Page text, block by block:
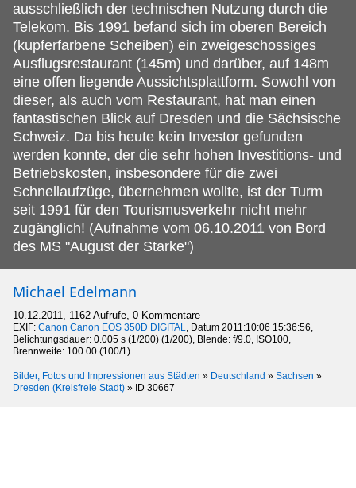
ausschließlich der technischen Nutzung durch die
Telekom. Bis 1991 befand sich im oberen Bereich
(kupferfarbene Scheiben) ein zweigeschossiges
Ausflugsrestaurant (145m) und darüber, auf 148m
eine offen liegende Aussichtsplattform. Sowohl von
dieser, als auch vom Restaurant, hat man einen
fantastischen Blick auf Dresden und die Sächsische
Schweiz. Da bis heute kein Investor gefunden
werden konnte, der die sehr hohen Investitions- und
Betriebskosten, insbesondere für die zwei
Schnellaufzüge, übernehmen wollte, ist der Turm
seit 1991 für den Tourismusverkehr nicht mehr
zugänglich! (Aufnahme vom 06.10.2011 von Bord
des MS "August der Starke")
Michael Edelmann
10.12.2011, 1162 Aufrufe, 0 Kommentare
EXIF: Canon Canon EOS 350D DIGITAL, Datum 2011:10:06 15:36:56,
Belichtungsdauer: 0.005 s (1/200) (1/200), Blende: f/9.0, ISO100,
Brennweite: 100.00 (100/1)
Bilder, Fotos und Impressionen aus Städten » Deutschland » Sachsen »
Dresden (Kreisfreie Stadt) » ID 30667